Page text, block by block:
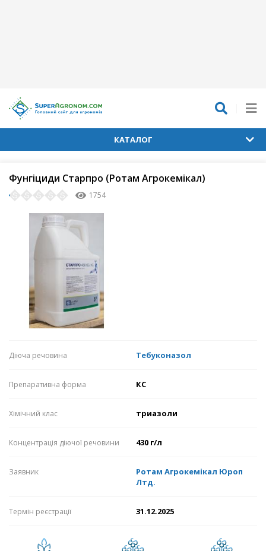
КАТАЛОГ
Фунгіциди Старпро (Ротам Агрокемікал)
1754
Діюча речовина Тебуконазол
Препаративна форма КС
Хімічний клас триазоли
Концентрація діючої речовини 430 г/л
Заявник
Ротам Агрокемікал Юроп
Лтд.
Термін реєстрації 31.12.2025